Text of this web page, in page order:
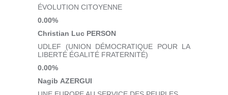
ÉVOLUTION CITOYENNE
0.00%
Christian Luc PERSON
UDLEF (UNION DÉMOCRATIQUE POUR LA
LIBERTÉ ÉGALITÉ FRATERNITÉ)
0.00%
Nagib AZERGUI